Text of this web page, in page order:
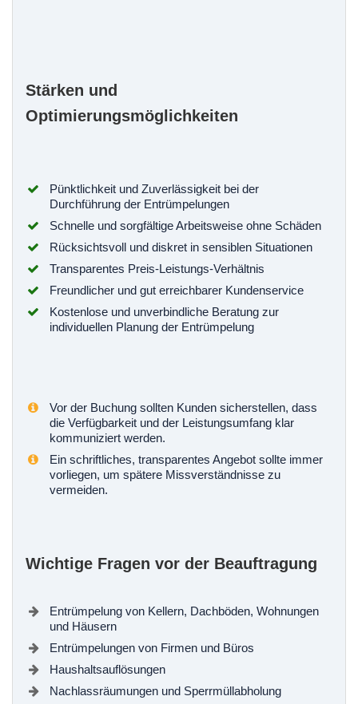
Stärken und
Optimierungsmöglichkeiten
Pünktlichkeit und Zuverlässigkeit bei der
Durchführung der Entrümpelungen
Schnelle und sorgfältige Arbeitsweise ohne Schäden
Rücksichtsvoll und diskret in sensiblen Situationen
Transparentes Preis-Leistungs-Verhältnis
Freundlicher und gut erreichbarer Kundenservice
Kostenlose und unverbindliche Beratung zur
individuellen Planung der Entrümpelung
Vor der Buchung sollten Kunden sicherstellen, dass
die Verfügbarkeit und der Leistungsumfang klar
kommuniziert werden.
Ein schriftliches, transparentes Angebot sollte immer
vorliegen, um spätere Missverständnisse zu
vermeiden.
Wichtige Fragen vor der Beauftragung
Entrümpelung von Kellern, Dachböden, Wohnungen
und Häusern
Entrümpelungen von Firmen und Büros
Haushaltsauflösungen
Nachlassräumungen und Sperrmüllabholung